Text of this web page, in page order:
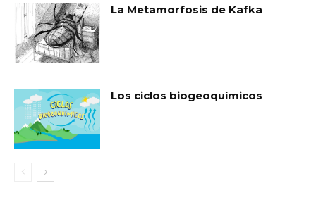
La Metamorfosis de Kafka
Los ciclos biogeoquímicos